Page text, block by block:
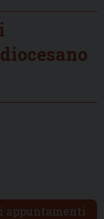
appuntamenti